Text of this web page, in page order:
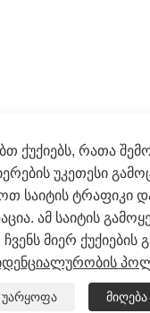
ქუქიებს, რათა
უკეთესი
საიტის ტრაფიკი
ამ საიტის
მიერ ქუქიების
უარყოფა მიღება